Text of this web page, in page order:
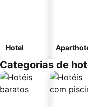
Hotel
Categorias de